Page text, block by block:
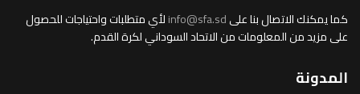
كما يمكنك الاتصال بنا علىinfo@sfa.sdلأي متطلبات واحتياجات للحصول
على مزيد من المعلومات من الاتحاد السوداني لكرة القدم.
المدونة